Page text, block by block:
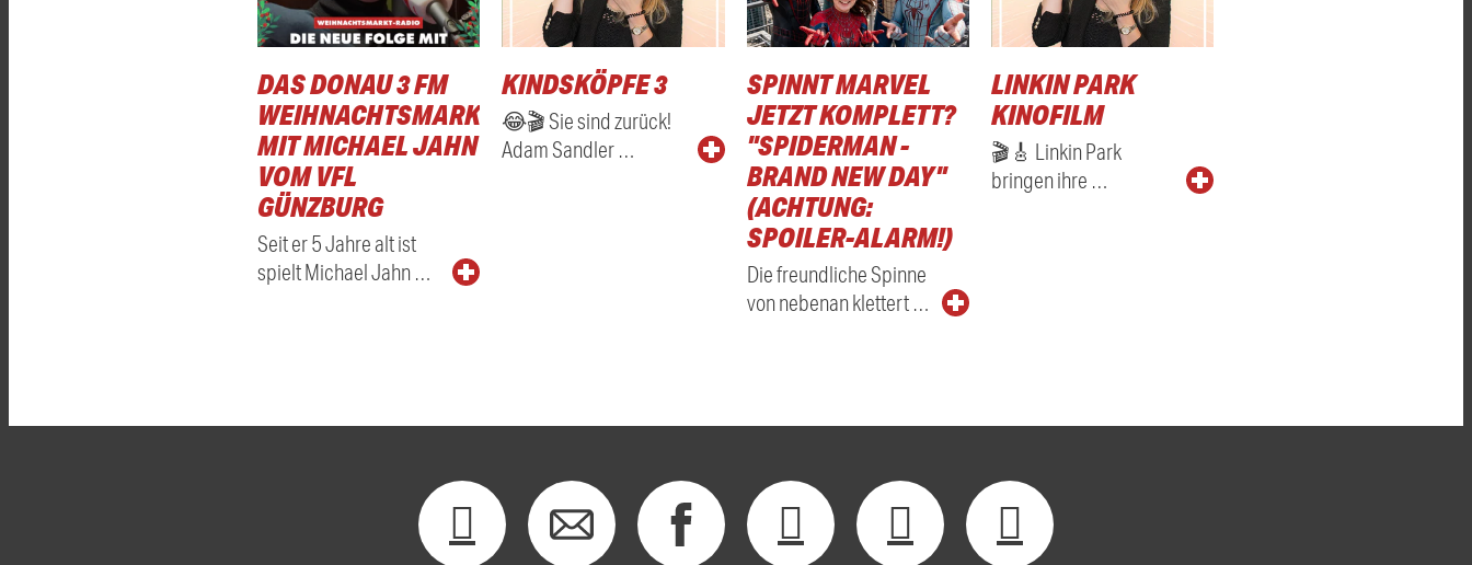
DAS DONAU 3 FM
WEIHNACHTSMARKTRADIO
MIT MICHAEL JAHN
VOM VFL
GÜNZBURG
Seit er 5 Jahre alt ist
spielt Michael Jahn …
KINDSKÖPFE 3
😂🎬 Sie sind zurück!
Adam Sandler …
SPINNT MARVEL
JETZT KOMPLETT?
"SPIDERMAN -
BRAND NEW DAY"
(ACHTUNG:
SPOILER-ALARM!)
Die freundliche Spinne
von nebenan klettert …
LINKIN PARK
KINOFILM
🎬🎸 Linkin Park
bringen ihre …